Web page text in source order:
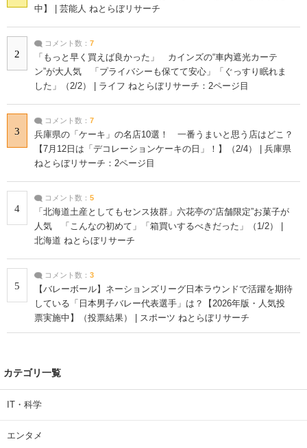
中】 | 芸能人 ねとらぼリサーチ
2
コメント数： 7
「もっと早く買えば良かった」 カインズの“車内遮光カーテ
ン”が大人気 「プライバシーも保てて安心」「ぐっすり眠れま
した」（2/2） | ライフ ねとらぼリサーチ：2ページ目
3
コメント数： 7
兵庫県の「ケーキ」の名店10選！ 一番うまいと思う店はどこ？
【7月12日は「デコレーションケーキの日」！】（2/4） | 兵庫県
ねとらぼリサーチ：2ページ目
4
コメント数： 5
「北海道土産としてもセンス抜群」六花亭の“店舗限定”お菓子が
人気 「こんなの初めて」「箱買いするべきだった」（1/2） |
北海道 ねとらぼリサーチ
5
コメント数： 3
【バレーボール】ネーションズリーグ日本ラウンドで活躍を期待
している「日本男子バレー代表選手」は？【2026年版・人気投
票実施中】（投票結果） | スポーツ ねとらぼリサーチ
カテゴリ一覧
IT・科学
エンタメ